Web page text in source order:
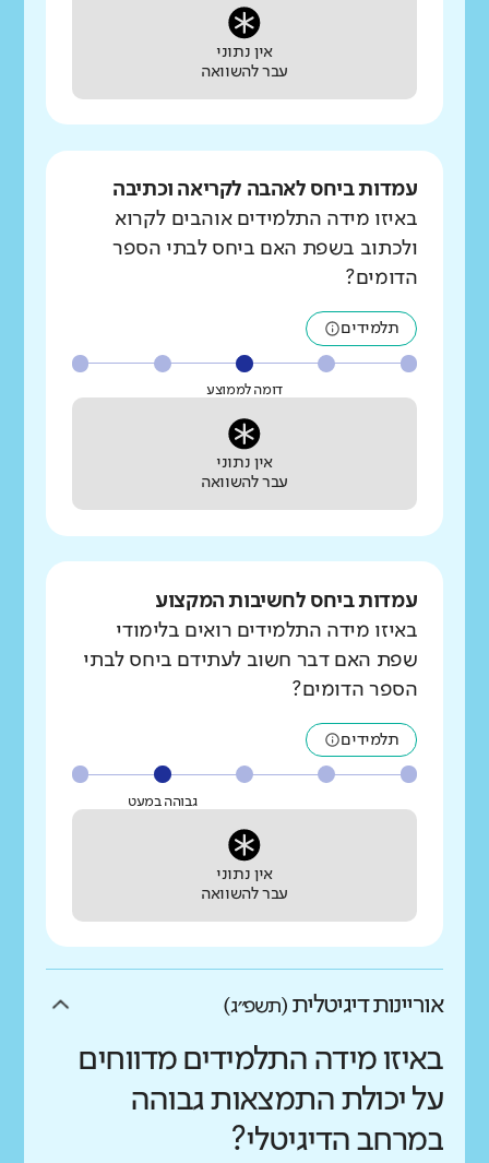
אין נתוני
עבר להשוואה
עמדות ביחס לאהבה לקריאה וכתיבה
באיזו מידה התלמידים אוהבים לקרוא
ולכתוב בשפת האם ביחס לבתי הספר
הדומים?
תלמידים
דומה לממוצע
אין נתוני
עבר להשוואה
עמדות ביחס לחשיבות המקצוע
באיזו מידה התלמידים רואים בלימודי
שפת האם דבר חשוב לעתידם ביחס לבתי
הספר הדומים?
תלמידים
גבוהה במעט
אין נתוני
עבר להשוואה
אוריינות דיגיטלית (תשפ״ג)
באיזו מידה התלמידים מדווחים
על יכולת התמצאות גבוהה
במרחב הדיגיטלי?